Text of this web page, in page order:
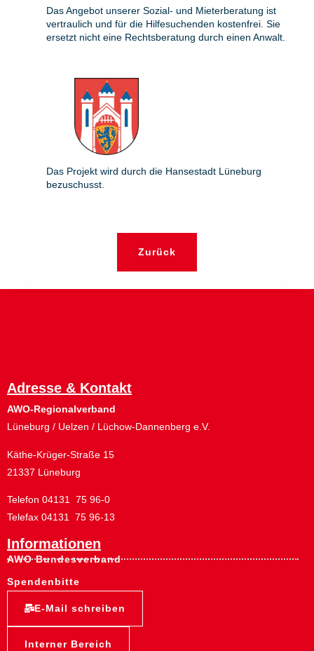
Das Angebot unserer Sozial- und Mieterberatung ist
vertraulich und für die Hilfesuchenden kostenfrei. Sie
ersetzt nicht eine Rechtsberatung durch einen Anwalt.
Das Projekt wird durch die Hansestadt Lüneburg
bezuschusst.
Zurück
21337 Lüneburg
Telefon 04131 75 96-0
Telefax 04131 75 96-13
Informationen
AWO Bundesverband
Spendenbitte
E-Mail schreiben
Interner Bereich
Social Media:
© 2026 All Rights Reserverd - AWO